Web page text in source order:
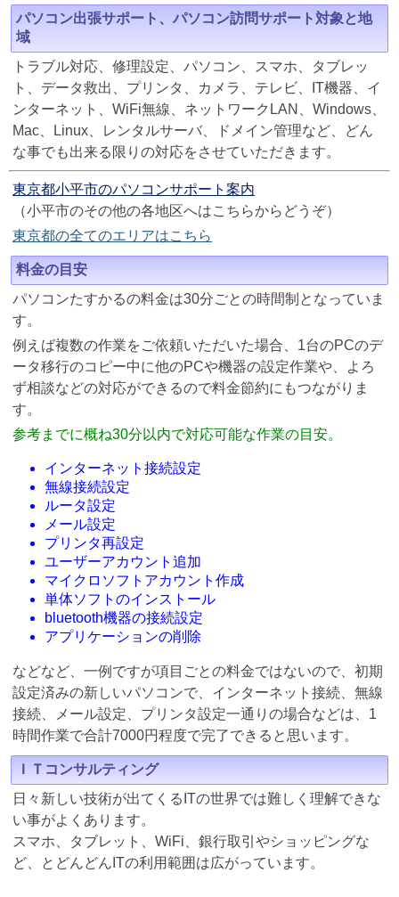
パソコン出張サポート、パソコン訪問サポート対象と地
域
トラブル対応、修理設定、パソコン、スマホ、タブレッ
ト、データ救出、プリンタ、カメラ、テレビ、IT機器、イ
ンターネット、WiFi無線、ネットワークLAN、Windows、
Mac、Linux、レンタルサーバ、ドメイン管理など、どん
な事でも出来る限りの対応をさせていただきます。
東京都小平市のパソコンサポート案内
（小平市のその他の各地区へはこちらからどうぞ）
東京都の全てのエリアはこちら
料金の目安
パソコンたすかるの料金は30分ごとの時間制となっていま
す。
例えば複数の作業をご依頼いただいた場合、1台のPCのデ
ータ移行のコピー中に他のPCや機器の設定作業や、よろ
ず相談などの対応ができるので料金節約にもつながりま
す。
参考までに概ね30分以内で対応可能な作業の目安。
インターネット接続設定
無線接続設定
ルータ設定
メール設定
プリンタ再設定
ユーザーアカウント追加
マイクロソフトアカウント作成
単体ソフトのインストール
bluetooth機器の接続設定
アプリケーションの削除
などなど、一例ですが項目ごとの料金ではないので、初期
設定済みの新しいパソコンで、インターネット接続、無線
接続、メール設定、プリンタ設定一通りの場合などは、1
時間作業で合計7000円程度で完了できると思います。
ＩＴコンサルティング
日々新しい技術が出てくるITの世界では難しく理解できな
い事がよくあります。
スマホ、タブレット、WiFi、銀行取引やショッピングな
ど、とどんどんITの利用範囲は広がっています。